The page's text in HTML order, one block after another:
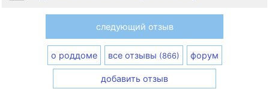
следующий отзыв
о роддоме все отзывы (866) форум
добавить отзыв